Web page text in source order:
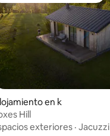
en k
Hill
exteriores · Jacuzzi